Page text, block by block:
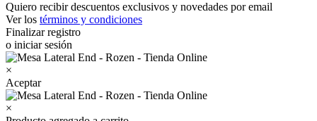
Quiero recibir descuentos exclusivos y novedades por email
Ver los términos y condiciones
Finalizar registro
o iniciar sesión
×
Aceptar
×